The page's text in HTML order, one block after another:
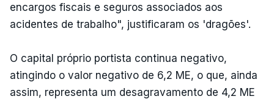
encargos fiscais e seguros associados aos
acidentes de trabalho", justificaram os 'dragões'.
O capital próprio portista continua negativo,
atingindo o valor negativo de 6,2 ME, o que, ainda
assim, representa um desagravamento de 4,2 ME